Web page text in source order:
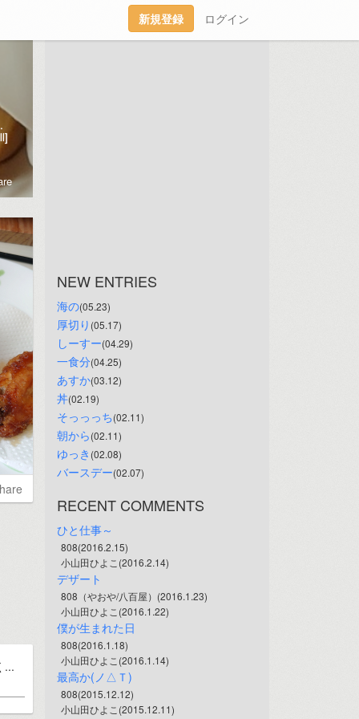
新規登録 ログイン
流行には２歩くらい乗り遅れている
...
NEW ENTRIES
海の(05.23)
厚切り (05.17)
しーすー(04.29)
一食分(04.25)
あすか(03.12)
丼(02.19)
そっっっち(02.11)
朝から(02.11)
ゆっき (02.08)
バースデー(02.07)
RECENT COMMENTS
ひと仕事～
808(2016.2.15)
小山田ひよこ(2016.2.14)
デザート
808（やおや/八百屋）(2016.1.23)
小山田ひよこ(2016.1.22)
僕が生まれた日
808(2016.1.18)
小山田ひよこ(2016.1.14)
最高か(ノ△Ｔ)
808(2015.12.12)
小山田ひよこ(2015.12.11)